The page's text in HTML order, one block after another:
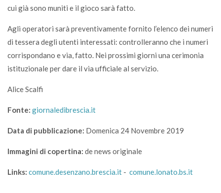
cui già sono muniti e il gioco sarà fatto.
Agli operatori sarà preventivamente fornito l’elenco dei numeri
di tessera degli utenti interessati: controlleranno che i numeri
corrispondano e via, fatto. Nei prossimi giorni una cerimonia
istituzionale per dare il via ufficiale al servizio.
Alice Scalfi
Fonte: giornaledibrescia.it
Data di pubblicazione: Domenica 24 Novembre 2019
Immagini di copertina: de news originale
Links: comune.desenzano.brescia.it - comune.lonato.bs.it